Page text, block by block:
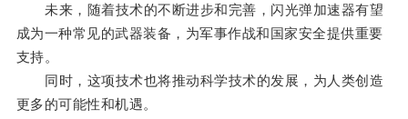
未来，随着技术的不断进步和完善，闪光弹加速器有望
成为一种常见的武器装备，为军事作战和国家安全提供重要
支持。
同时，这项技术也将推动科学技术的发展，为人类创造
更多的可能性和机遇。